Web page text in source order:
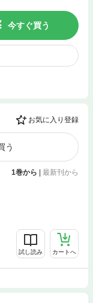
今すぐ買う
お気に入り登録
う
1巻から | 最新刊から
試し読み カートへ